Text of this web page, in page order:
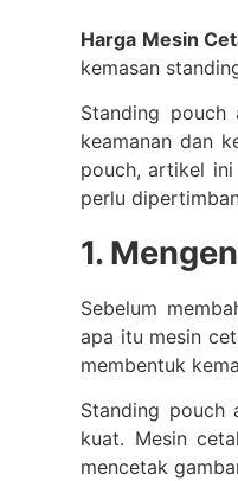
Harga Mesin
kemasan
Standing pouch
keamanan dan
pouch, artikel
perlu
1.
Sebelum
apa itu mesin
membentuk
Standing pouch
kuat. Mesin
mencetak